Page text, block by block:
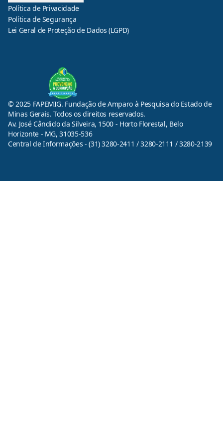
Política de Privacidade
Política de Segurança
Lei Geral de Proteção de Dados (LGPD)
© 2025 FAPEMIG. Fundação de Amparo à Pesquisa do Estado de
Minas Gerais. Todos os direitos reservados.
Av. José Cândido da Silveira, 1500 - Horto Florestal, Belo
Horizonte - MG, 31035-536
Central de Informações - (31) 3280-2411 / 3280-2111 / 3280-2139